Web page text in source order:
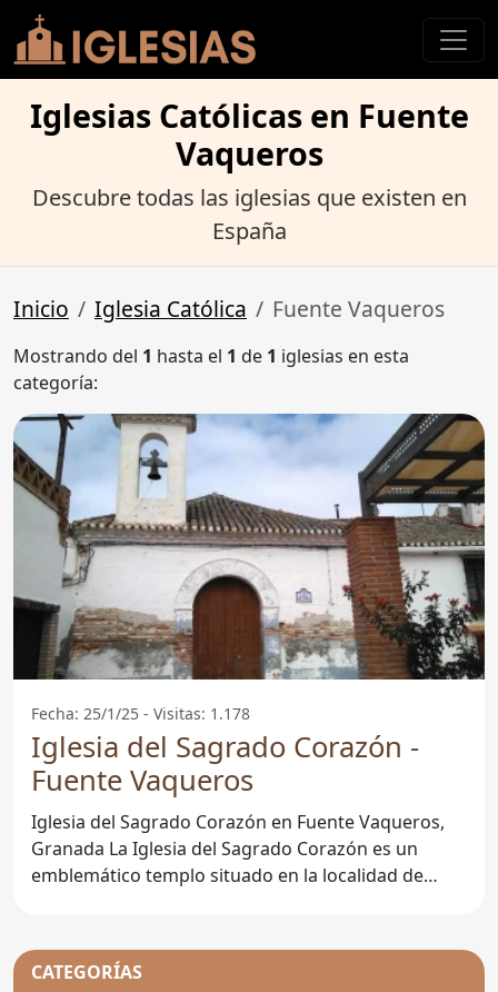
Iglesias Católicas en Fuente
Vaqueros
Descubre todas las iglesias que existen en
España
Inicio Iglesia Católica Fuente Vaqueros
Mostrando del 1 hasta el 1 de 1 iglesias en esta
categoría:
Fecha: 25/1/25 - Visitas: 1.178
Iglesia del Sagrado Corazón -
Fuente Vaqueros
Iglesia del Sagrado Corazón en Fuente Vaqueros,
Granada La Iglesia del Sagrado Corazón es un
emblemático templo situado en la localidad de
CATEGORÍAS